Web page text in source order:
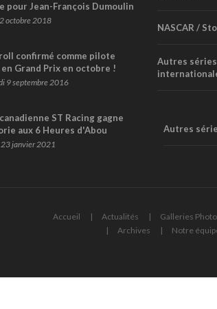
pour Jean-François Dumoulin
Euro Series !
octobre 2018
confirmé comme pilote
Grand Prix en octobre !
9 septembre 2016
ST Racing gagne
aux 6 Heures d'Abou
Audi au général
23 janvier 2021
NASCAR /
Autres séries
Autres
Accueil Actualités Galleries
Archives
Notre